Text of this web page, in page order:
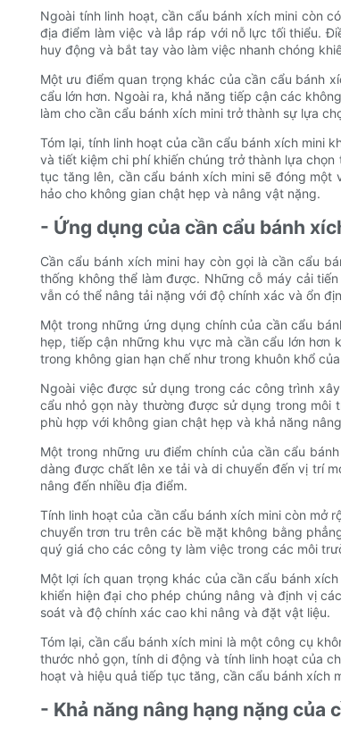
Ngoài tính linh hoạt, cần cẩu bánh xích mini còn
địa điểm làm việc và lắp ráp với nỗ lực tối thiểu.
huy động và bắt tay vào làm việc nhanh chóng
Một ưu điểm quan trọng khác của cần cẩu bánh
cẩu lớn hơn. Ngoài ra, khả năng tiếp cận các
làm cho cần cẩu bánh xích mini trở thành sự lựa
Tóm lại, tính linh hoạt của cần cẩu bánh xích mini
và tiết kiệm chi phí khiến chúng trở thành lựa
tục tăng lên, cần cẩu bánh xích mini sẽ đóng
hảo cho không gian chật hẹp và nâng vật nặng.
- Ứng dụng của cần cẩu bánh
Cần cẩu bánh xích mini hay còn gọi là cần cẩu
thống không thể làm được. Những cỗ máy cải
vẫn có thể nâng tải nặng với độ chính xác và ổn
Một trong những ứng dụng chính của cần cẩu
hẹp, tiếp cận những khu vực mà cần cẩu lớn hơn
trong không gian hạn chế như trong khuôn khổ
Ngoài việc được sử dụng trong các công trình
cẩu nhỏ gọn này thường được sử dụng trong môi
phù hợp với không gian chật hẹp và khả năng
Một trong những ưu điểm chính của cần cẩu
dàng được chất lên xe tải và di chuyển đến vị trí
nâng đến nhiều địa điểm.
Tính linh hoạt của cần cẩu bánh xích mini còn
chuyển trơn tru trên các bề mặt không bằng
quý giá cho các công ty làm việc trong các môi
Một lợi ích quan trọng khác của cần cẩu bánh
khiển hiện đại cho phép chúng nâng và định vị
soát và độ chính xác cao khi nâng và đặt vật liệu.
Tóm lại, cần cẩu bánh xích mini là một công cụ
thước nhỏ gọn, tính di động và tính linh hoạt của
hoạt và hiệu quả tiếp tục tăng, cần cẩu bánh xích
- Khả năng nâng hạng nặng của